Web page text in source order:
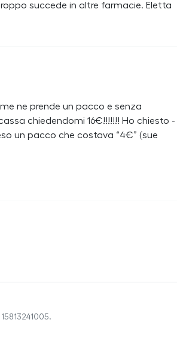
succede in altre farmacie. Eletta
ne prende un pacco e senza
chiedendomi 16€!!!!!!! Ho chiesto -
un pacco che costava “4€” (sue